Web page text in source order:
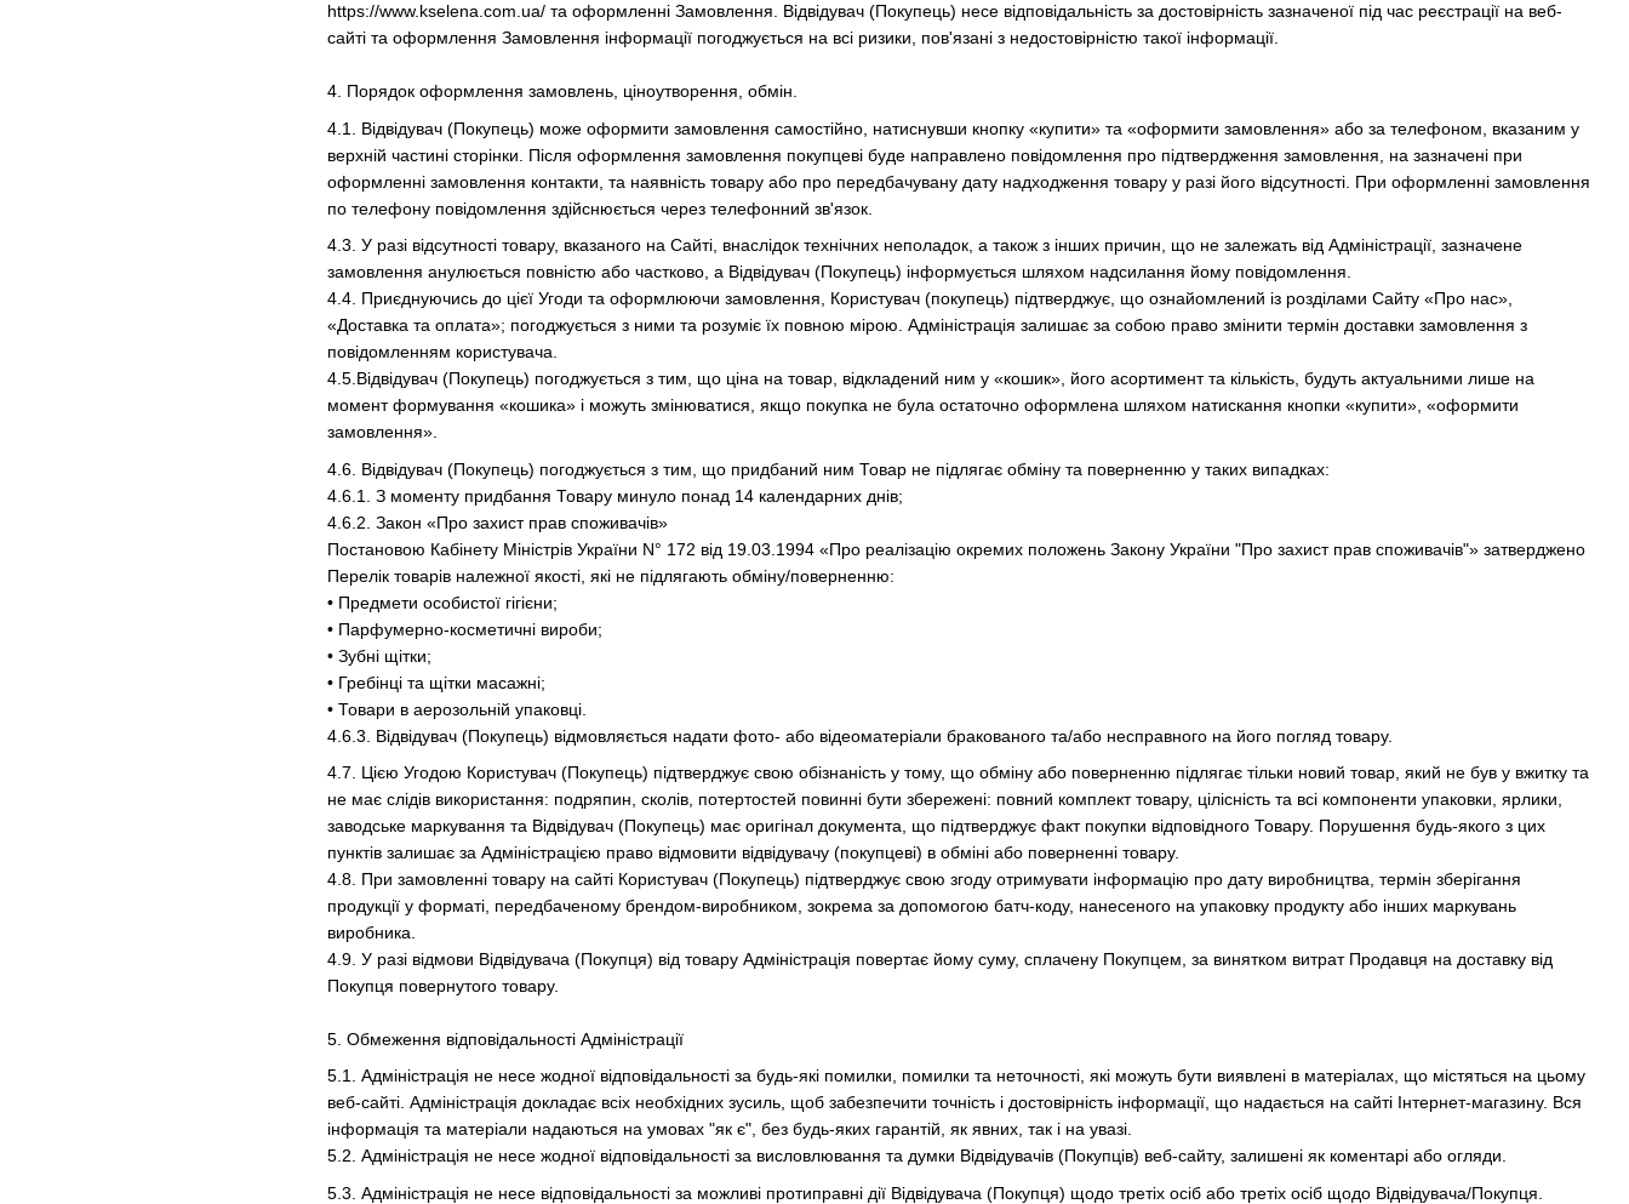
https://www.kselena.com.ua/ та оформленні Замовлення. Відвідувач (Покупець) несе відповідальність за достовірність зазначеної під час реєстрації на веб-
сайті та оформлення Замовлення інформації погоджується на всі ризики, пов'язані з недостовірністю такої інформації.
4. Порядок оформлення замовлень, ціноутворення, обмін.
4.1. Відвідувач (Покупець) може оформити замовлення самостійно, натиснувши кнопку «купити» та «оформити замовлення» або за телефоном, вказаним у
верхній частині сторінки. Після оформлення замовлення покупцеві буде направлено повідомлення про підтвердження замовлення, на зазначені при
оформленні замовлення контакти, та наявність товару або про передбачувану дату надходження товару у разі його відсутності. При оформленні замовлення
по телефону повідомлення здійснюється через телефонний зв'язок.
4.3. У разі відсутності товару, вказаного на Сайті, внаслідок технічних неполадок, а також з інших причин, що не залежать від Адміністрації, зазначене
замовлення анулюється повністю або частково, а Відвідувач (Покупець) інформується шляхом надсилання йому повідомлення.
4.4. Приєднуючись до цієї Угоди та оформлюючи замовлення, Користувач (покупець) підтверджує, що ознайомлений із розділами Сайту «Про нас»,
«Доставка та оплата»; погоджується з ними та розуміє їх повною мірою. Адміністрація залишає за собою право змінити термін доставки замовлення з
повідомленням користувача.
4.5.Відвідувач (Покупець) погоджується з тим, що ціна на товар, відкладений ним у «кошик», його асортимент та кількість, будуть актуальними лише на
момент формування «кошика» і можуть змінюватися, якщо покупка не була остаточно оформлена шляхом натискання кнопки «купити», «оформити
замовлення».
4.6. Відвідувач (Покупець) погоджується з тим, що придбаний ним Товар не підлягає обміну та поверненню у таких випадках:
4.6.1. З моменту придбання Товару минуло понад 14 календарних днів;
4.6.2. Закон «Про захист прав споживачів»
Постановою Кабінету Міністрів України N° 172 від 19.03.1994 «Про реалізацію окремих положень Закону України "Про захист прав споживачів"» затверджено
Перелік товарів належної якості, які не підлягають обміну/поверненню:
• Предмети особистої гігієни;
• Парфумерно-косметичні вироби;
• Зубні щітки;
• Гребінці та щітки масажні;
• Товари в аерозольній упаковці.
4.6.3. Відвідувач (Покупець) відмовляється надати фото- або відеоматеріали бракованого та/або несправного на його погляд товару.
4.7. Цією Угодою Користувач (Покупець) підтверджує свою обізнаність у тому, що обміну або поверненню підлягає тільки новий товар, який не був у вжитку та
не має слідів використання: подряпин, сколів, потертостей повинні бути збережені: повний комплект товару, цілісність та всі компоненти упаковки, ярлики,
заводське маркування та Відвідувач (Покупець) має оригінал документа, що підтверджує факт покупки відповідного Товару. Порушення будь-якого з цих
пунктів залишає за Адміністрацією право відмовити відвідувачу (покупцеві) в обміні або поверненні товару.
4.8. При замовленні товару на сайті Користувач (Покупець) підтверджує свою згоду отримувати інформацію про дату виробництва, термін зберігання
продукції у форматі, передбаченому брендом-виробником, зокрема за допомогою батч-коду, нанесеного на упаковку продукту або інших маркувань
виробника.
4.9. У разі відмови Відвідувача (Покупця) від товару Адміністрація повертає йому суму, сплачену Покупцем, за винятком витрат Продавця на доставку від
Покупця повернутого товару.
5. Обмеження відповідальності Адміністрації
5.1. Адміністрація не несе жодної відповідальності за будь-які помилки, помилки та неточності, які можуть бути виявлені в матеріалах, що містяться на цьому
веб-сайті. Адміністрація докладає всіх необхідних зусиль, щоб забезпечити точність і достовірність інформації, що надається на сайті Інтернет-магазину. Вся
інформація та матеріали надаються на умовах "як є", без будь-яких гарантій, як явних, так і на увазі.
5.2. Адміністрація не несе жодної відповідальності за висловлювання та думки Відвідувачів (Покупців) веб-сайту, залишені як коментарі або огляди.
5.3. Адміністрація не несе відповідальності за можливі протиправні дії Відвідувача (Покупця) щодо третіх осіб або третіх осіб щодо Відвідувача/Покупця.